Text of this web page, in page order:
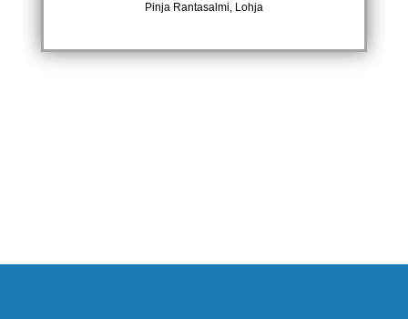
Pinja Rantasalmi, Lohja